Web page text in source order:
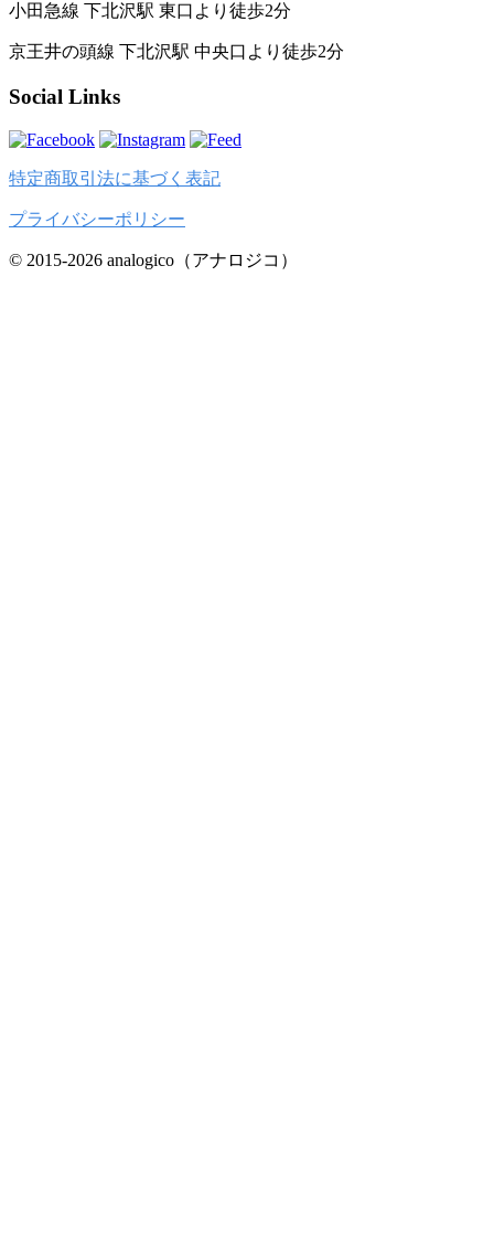
小田急線 下北沢駅 東口より徒歩2分
京王井の頭線 下北沢駅 中央口より徒歩2分
Social Links
特定商取引法に基づく表記
プライバシーポリシー
© 2015-2026 analogico（アナロジコ）